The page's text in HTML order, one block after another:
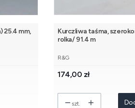
25.4 mm,
Kurczliwa taśma,
rolka/ 91.4 m
PRODUCENT
R&G
Cena
174,00 zł
szt.